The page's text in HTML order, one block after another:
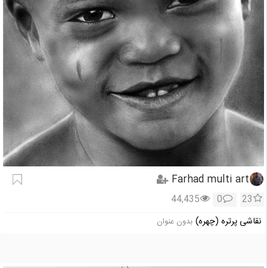
Farhad multi art
23
0
44,435
نقاشی پرتره (چهره) بدون عنوان